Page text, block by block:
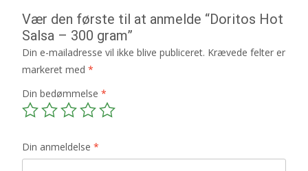
Vær den første til at anmelde “Doritos Hot
Salsa – 300 gram”
Din e-mailadresse vil ikke blive publiceret. Krævede felter er
markeret med *
Din bedømmelse *
Din anmeldelse *